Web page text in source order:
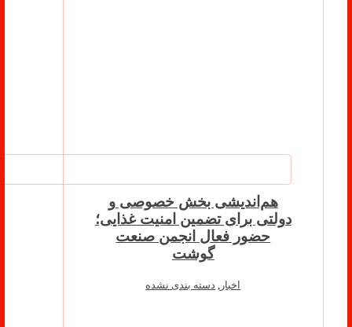
هم‌اندیشی بخش خصوصی و
دولتی برای تضمین امنیت غذایی؛
حضور فعال انجمن صنعت
گوشت
اخبار دسته بندی نشده